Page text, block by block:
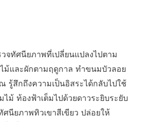
จทัศนียภาพที่เปลี่ยนแปลงไปตาม
ม้และผักตามฤดูกาล ทำขนมบัวลอย
สึกถึงความเป็นอิสระได้กลับไปใช้
ม้ ท้องฟ้าเต็มไปด้วยดาวระยิบระยับ
นียภาพทิวเขาสีเขียว ปล่อยให้